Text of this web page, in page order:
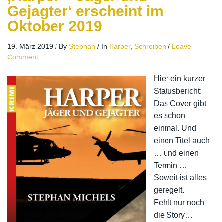
Gejagter‘ erscheint im
Oktober 2019
19. März 2019 / By Stephan / In Harper, Schreiben / Leave
Comment
Hier ein kurzer
Statusbericht:
Das Cover gibt
es schon
einmal. Und
einen Titel auch
… und einen
Termin …
Soweit ist alles
geregelt.
Fehlt nur noch
die Story…